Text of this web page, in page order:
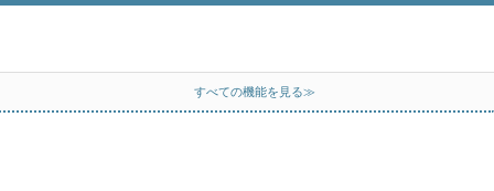
すべての機能を見る≫